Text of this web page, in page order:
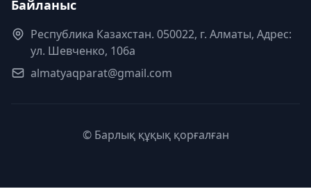
Байланыс
Республика Казахстан. 050022, г. Алматы, Адрес:
ул. Шевченко, 106а
almatyaqparat@gmail.com
© Барлық құқық қорғалған